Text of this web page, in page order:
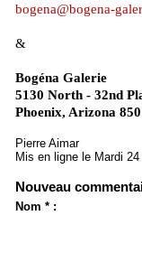
bogena@bogena-
&
Bogéna Galerie
5130 North - 32nd
Phoenix, Arizona
Pierre Aimar
Mis en ligne le Mardi
Nouveau
Nom * :